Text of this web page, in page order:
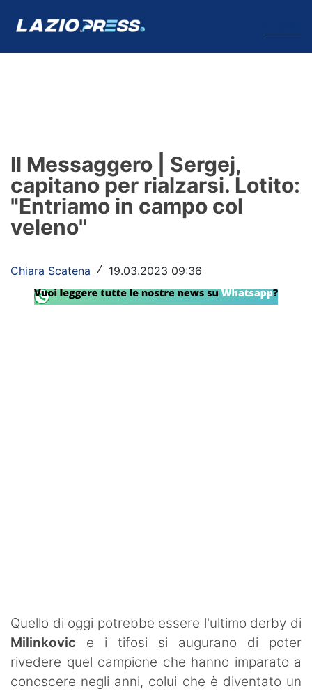
Formello
Infortuni
Primavera
Calciomercato
Lazio Women
SHOP LAZIO
Contatti
Il Messaggero | Sergej,
capitano per rialzarsi. Lotito:
"Entriamo in campo col
veleno"
Chiara Scatena / 19.03.2023 09:36
Quello di oggi potrebbe essere l'ultimo derby di
Milinkovic e i tifosi si augurano di poter
rivedere quel campione che hanno imparato a
conoscere negli anni, colui che è diventato un